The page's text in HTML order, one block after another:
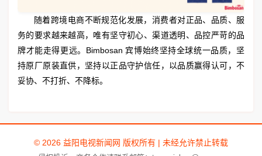
随着跨境电商不断规范化发展，消费者对正品、品质、服
务的要求越来越高，唯有坚守初心、渠道透明、品控严苛的品
牌才能走得更远。Bimbosan 宾博始终坚持全球统一品质，坚
持原厂原装直供，坚持以正品守护信任，以品质赢得认可，不
妥协、不打折、不降标。
© 2026 益阳电视新闻网 版权所有 | 未经允许禁止转载